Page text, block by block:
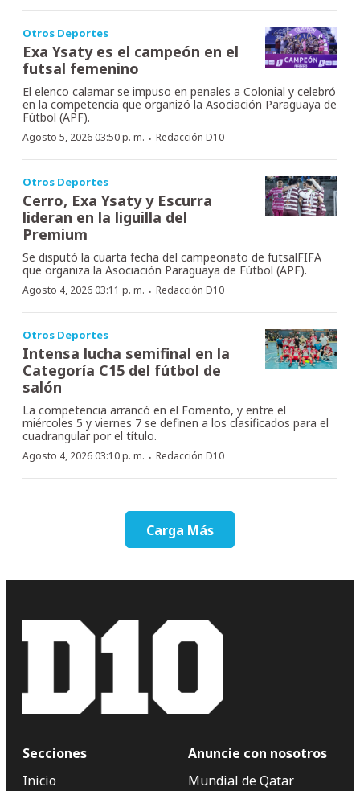
Otros Deportes
Exa Ysaty es el campeón en el
futsal femenino
El elenco calamar se impuso en penales a Colonial y celebró
en la competencia que organizó la Asociación Paraguaya de
Fútbol (APF).
Agosto 5, 2026 03:50 p. m. · Redacción D10
Otros Deportes
Cerro, Exa Ysaty y Escurra
lideran en la liguilla del
Premium
Se disputó la cuarta fecha del campeonato de futsalFIFA
que organiza la Asociación Paraguaya de Fútbol (APF).
Agosto 4, 2026 03:11 p. m. · Redacción D10
Otros Deportes
Intensa lucha semifinal en la
Categoría C15 del fútbol de
salón
La competencia arrancó en el Fomento, y entre el
miércoles 5 y viernes 7 se definen a los clasificados para el
cuadrangular por el título.
Agosto 4, 2026 03:10 p. m. · Redacción D10
Carga Más
Secciones
Inicio
Anuncie con nosotros
Mundial de Qatar